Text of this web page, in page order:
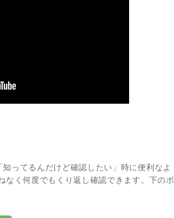
ってるんだけど確認したい」時に便利なよ
なく何度でもくり返し確認できます。下のボ